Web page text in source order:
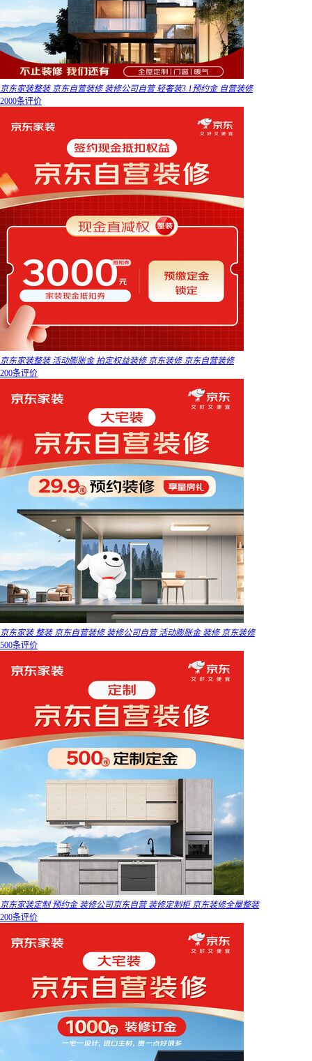
京东家装整装 京东自营装修 装修公司自营 轻奢装3.1预约金 自营装修
2000条评价
京东家装整装 活动膨胀金 拍定权益装修 京东装修 京东自营装修
200条评价
京东家装 整装 京东自营装修 装修公司自营 活动膨胀金 装修 京东装修
500条评价
京东家装定制 预约金 装修公司京东自营 装修定制柜 京东装修全屋整装
200条评价